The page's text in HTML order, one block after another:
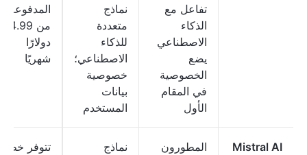
تفاعل مع
الذكاء
الاصطناعي
يضع
الخصوصية
في المقام
الأول
نماذج
متعددة
للذكاء
الاصطناعي؛
خصوصية
بيانات
المستخدم
المدفوعة
من 14.99
دولارًا
شهريًا
Mistral AI
المطورون
نماذج
تتوفر خطة